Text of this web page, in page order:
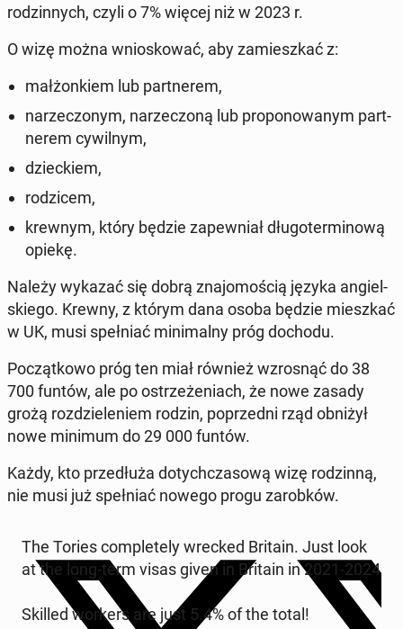
ro­dzin­nych, czyli o 7% więcej niż w 2023 r.
O wizę można wnio­sko­wać, aby za­miesz­kać z:
mał­żon­kiem lub part­ne­rem,
na­rze­czo­nym, na­rze­czo­ną lub pro­po­no­wa­nym part­
ne­rem cy­wil­nym,
dziec­kiem,
ro­dzi­cem,
krewnym, który będzie za­pew­niał dłu­go­ter­mi­no­wą
opiekę.
Należy wykazać się dobrą zna­jo­mo­ścią języka an­giel­
skie­go. Krewny, z którym dana osoba będzie miesz­kać
w UK, musi speł­niać mi­ni­mal­ny próg dochodu.
Po­cząt­ko­wo próg ten miał również wzro­snąć do 38
700 funtów, ale po ostrze­że­niach, że nowe zasady
grożą roz­dzie­le­niem rodzin, po­przed­ni rząd obniżył
nowe minimum do 29 000 funtów.
Każdy, kto prze­dłu­ża do­tych­cza­so­wą wizę ro­dzin­ną,
nie musi już speł­niać nowego progu za­rob­ków.
The Tories com­ple­te­ly wrecked Britain. Just look
at the long-term visas given in Britain in 2021-2024
Skilled workers are just 5.4% of the total!